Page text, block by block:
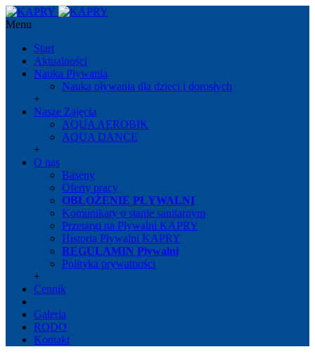
Menu
Start
Aktualności
Nauka Pływania
Nauka pływania dla dzieci i dorosłych
+
Nasze Zajęcia
AQUA AEROBIK
AQUA DANCE
+
O nas
Baseny
Oferty pracy
OBŁOŻENIE PŁYWALNI
Komunikaty o stanie sanitarnym
Przetargi na Pływalni KAPRY
Historia Pływalni KAPRY
REGULAMIN Pływalni
Polityka prywatności
+
Cennik
Galeria
RODO
Kontakt